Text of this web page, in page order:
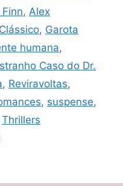
, Alex
Clássico, Garota
humana,
Caso do Dr.
, Reviravoltas,
, suspense,
Thrillers